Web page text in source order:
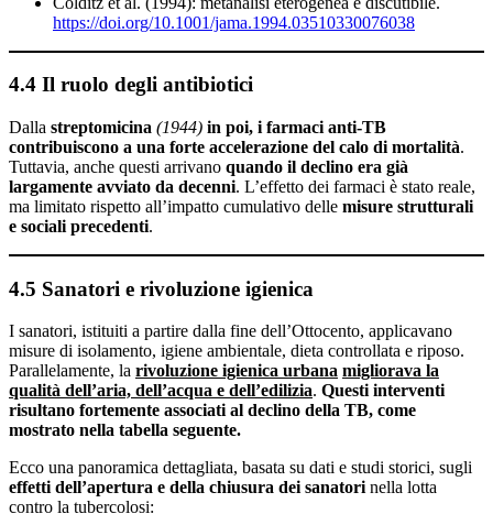
https://doi.org/10.1001/jama.1994.03510330076038
4.4 Il ruolo degli antibiotici
Dalla streptomicina (1944) in poi, i farmaci anti-TB
contribuiscono a una forte accelerazione del calo di mortalità.
Tuttavia, anche questi arrivano quando il declino era già
largamente avviato da decenni. L’effetto dei farmaci è stato reale,
ma limitato rispetto all’impatto cumulativo delle misure strutturali
e sociali precedenti.
4.5 Sanatori e rivoluzione igienica
I sanatori, istituiti a partire dalla fine dell’Ottocento, applicavano
misure di isolamento, igiene ambientale, dieta controllata e riposo.
Parallelamente, la rivoluzione igienica urbana migliorava la
qualità dell’aria, dell’acqua e dell’edilizia. Questi interventi
risultano fortemente associati al declino della TB, come
mostrato nella tabella seguente.
Ecco una panoramica dettagliata, basata su dati e studi storici, sugli
effetti dell’apertura e della chiusura dei sanatori nella lotta
contro la tubercolosi: